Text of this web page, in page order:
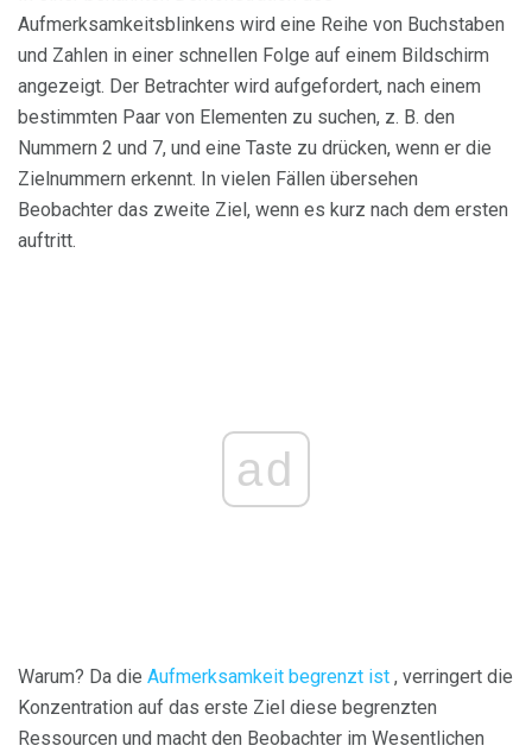
Aufmerksamkeitsblinkens wird eine Reihe von Buchstaben
und Zahlen in einer schnellen Folge auf einem Bildschirm
angezeigt. Der Betrachter wird aufgefordert, nach einem
bestimmten Paar von Elementen zu suchen, z. B. den
Nummern 2 und 7, und eine Taste zu drücken, wenn er die
Zielnummern erkennt. In vielen Fällen übersehen
Beobachter das zweite Ziel, wenn es kurz nach dem ersten
auftritt.
ad
Warum? Da die Aufmerksamkeit begrenzt ist , verringert die
Konzentration auf das erste Ziel diese begrenzten
Ressourcen und macht den Beobachter im Wesentlichen